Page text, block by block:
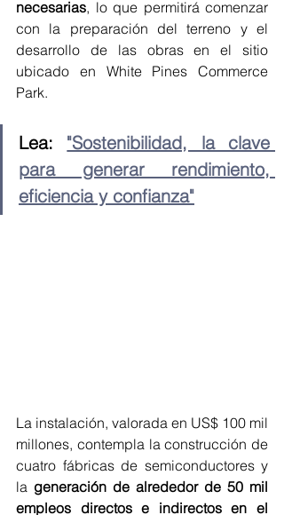
necesarias, lo que permitirá comenzar
con la preparación del terreno y el
desarrollo de las obras en el sitio
ubicado en White Pines Commerce
Park.
Lea: "Sostenibilidad, la clave
para generar rendimiento,
eficiencia y confianza"
La instalación, valorada en US$ 100 mil
millones, contempla la construcción de
cuatro fábricas de semiconductores y
la generación de alrededor de 50 mil
empleos directos e indirectos en el